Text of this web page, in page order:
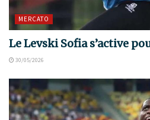
MERCATO
Le Levski Sofia s’active
30/05/2026